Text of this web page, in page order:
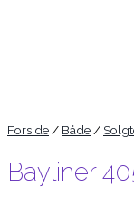
Forside / Både /
Bayliner